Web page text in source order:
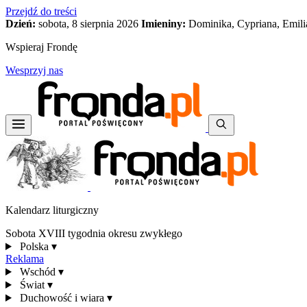
Przejdź do treści
Dzień: sobota, 8 sierpnia 2026 Imieniny: Dominika, Cypriana,
Wspieraj Frondę
Wesprzyj nas
Kalendarz liturgiczny
Sobota XVIII tygodnia okresu zwykłego
Polska ▾
Reklama
Wschód ▾
Świat ▾
Duchowość i wiara ▾